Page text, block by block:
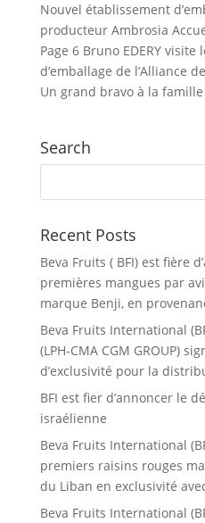
Nouvel établissement
producteur Ambrosia
Page 6 Bruno EDERY
d’emballage de l’Alliance
Un grand bravo à la
Search
Recent Posts
Beva Fruits ( BFI) est fière
premières mangues par
marque Benji, en
Beva Fruits International
(LPH-CMA CGM GROUP)
d’exclusivité pour la
BFI est fier d’annoncer le
israélienne
Beva Fruits International
premiers raisins rouges
du Liban en exclusivité
Beva Fruits International